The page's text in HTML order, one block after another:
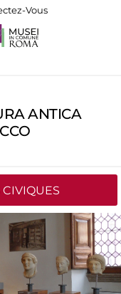
Vous
ANTICA
CIVIQUES